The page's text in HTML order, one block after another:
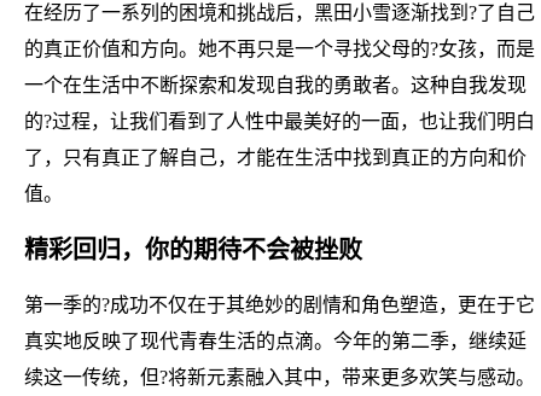
在经历了一系列的困境和挑战后，黑田小雪逐渐找到?了自己
的真正价值和方向。她不再只是一个寻找父母的?女孩，而是
一个在生活中不断探索和发现自我的勇敢者。这种自我发现
的?过程，让我们看到了人性中最美好的一面，也让我们明白
了，只有真正了解自己，才能在生活中找到真正的方向和价
值。
精彩回归，你的期待不会被挫败
第一季的?成功不仅在于其绝妙的剧情和角色塑造，更在于它
真实地反映了现代青春生活的点滴。今年的第二季，继续延
续这一传统，但?将新元素融入其中，带来更多欢笑与感动。